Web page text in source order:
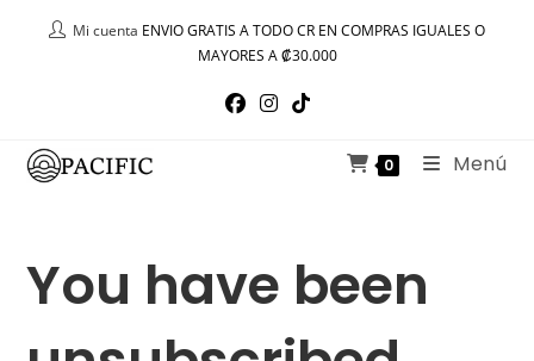
Mi cuenta ENVIO GRATIS A TODO CR EN COMPRAS IGUALES O
MAYORES A ₡30.000
0 Menú
You have been